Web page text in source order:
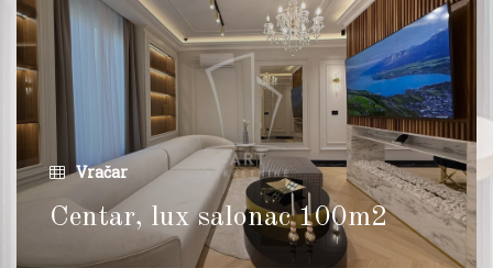
Vračar
Centar, lux salonac 100m2